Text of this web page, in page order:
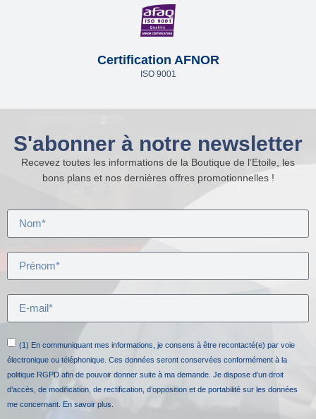
Certification AFNOR
ISO 9001
S'abonner à notre newsletter
Recevez toutes les informations de la Boutique de l’Etoile, les
bons plans et nos dernières offres promotionnelles !
(1) En communiquant mes informations, je consens à être recontacté(e) par voie
électronique ou téléphonique. Ces données seront conservées conformément à la
politique RGPD afin de pouvoir donner suite à ma demande. Je dispose d’un droit
d’accès, de modification, de rectification, d’opposition et de portabilité sur les données
me concernant.
En savoir plus.